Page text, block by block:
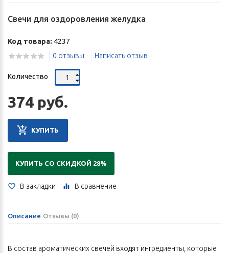
Свечи для оздоровления желудка
Код товара: 4237
0 отзывы
Написать отзыв
Количество
374 руб.
КУПИТЬ
КУПИТЬ СО СКИДКОЙ 28%
В закладки В сравнение
Описание Отзывы (0)
В состав ароматических свечей входят ингредиенты, которые